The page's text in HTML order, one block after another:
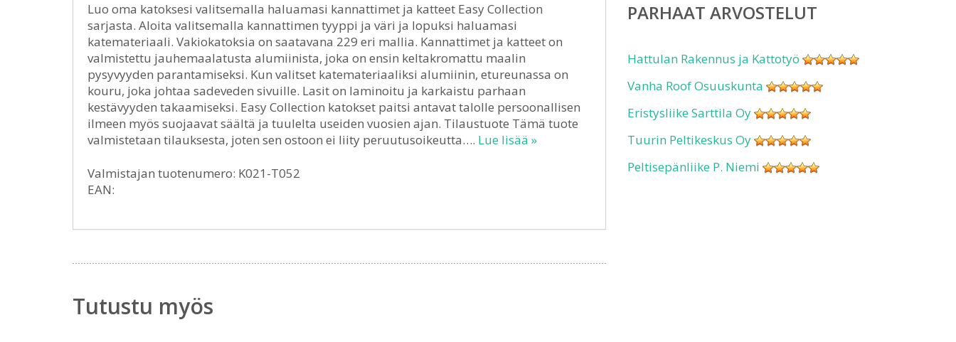
Luo oma katoksesi valitsemalla haluamasi kannattimet ja katteet Easy Collection
sarjasta. Aloita valitsemalla kannattimen tyyppi ja väri ja lopuksi haluamasi
katemateriaali. Vakiokatoksia on saatavana 229 eri mallia. Kannattimet ja katteet on
valmistettu jauhemaalatusta alumiinista, joka on ensin keltakromattu maalin
pysyvyyden parantamiseksi. Kun valitset katemateriaaliksi alumiinin, etureunassa on
kouru, joka johtaa sadeveden sivuille. Lasit on laminoitu ja karkaistu parhaan
kestävyyden takaamiseksi. Easy Collection katokset paitsi antavat talolle persoonallisen
ilmeen myös suojaavat säältä ja tuulelta useiden vuosien ajan. Tilaustuote Tämä tuote
valmistetaan tilauksesta, joten sen ostoon ei liity peruutusoikeutta…. Lue lisää »
Valmistajan tuotenumero: K021-T052
EAN:
Tutustu myös
PARHAAT ARVOSTELUT
Hattulan Rakennus ja Kattotyö
Vanha Roof Osuuskunta
Eristysliike Sarttila Oy
Tuurin Peltikeskus Oy
Peltisepänliike P. Niemi